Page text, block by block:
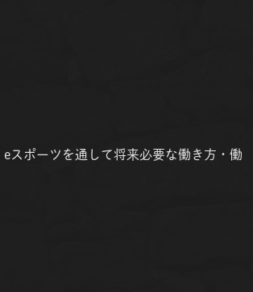
ポーツを通して将来必要な働き方・働